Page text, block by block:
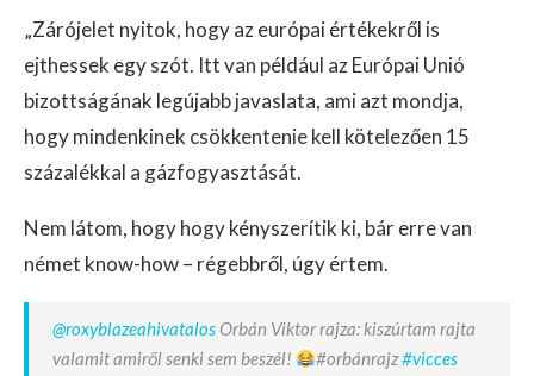
„Zárójelet nyitok, hogy az európai értékekről is
ejthessek egy szót. Itt van például az Európai Unió
bizottságának legújabb javaslata, ami azt mondja,
hogy mindenkinek csökkentenie kell kötelezően 15
százalékkal a gázfogyasztását.
Nem látom, hogy hogy kényszerítik ki, bár erre van
német know-how – régebbről, úgy értem.
@roxyblazeahivatalosOrbán Viktor rajza: kiszúrtam rajta
valamit amiről senki sem beszél!
#orbánrajz#vicces